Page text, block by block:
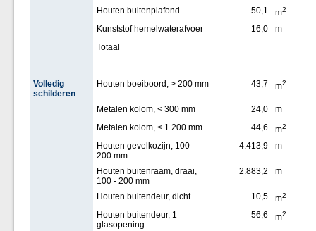
Houten buitenplafond 50,1 m2
Kunststof hemelwaterafvoer 16,0
m
Totaal
Volledig
schilderen
Houten boeiboord, > 200 mm 43,7 m2
Metalen kolom, < 300 mm 24,0
m
Metalen kolom, < 1.200 mm
44,6 m2
Houten gevelkozijn, 100 -
200 mm
4.413,9 m
Houten buitenraam, draai,
100 - 200 mm
2.883,2 m
Houten buitendeur, dicht 10,5 m2
Houten buitendeur, 1
glasopening
56,6 m2